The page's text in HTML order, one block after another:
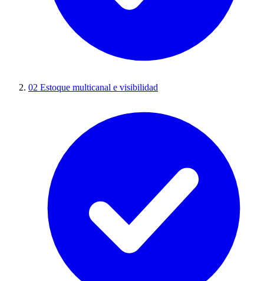
02 Estoque multicanal e visibilidad